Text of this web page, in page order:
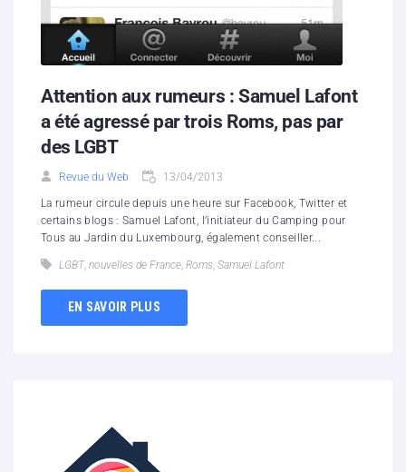
Attention aux rumeurs : Samuel Lafont
a été agressé par trois Roms, pas par
des LGBT
Revue du Web 13/04/2013
La rumeur circule depuis une heure sur Facebook, Twitter et
certains blogs : Samuel Lafont, l’initiateur du Camping pour
Tous au Jardin du Luxembourg, également conseiller...
LGBT, nouvelles de France Roms Samuel Lafont
EN SAVOIR PLUS